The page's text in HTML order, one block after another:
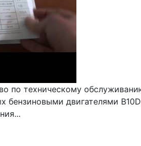
по техническому
бензиновыми двигателями